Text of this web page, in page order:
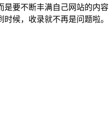
要不断丰满自己网站的
候，收录就不再是问题啦。